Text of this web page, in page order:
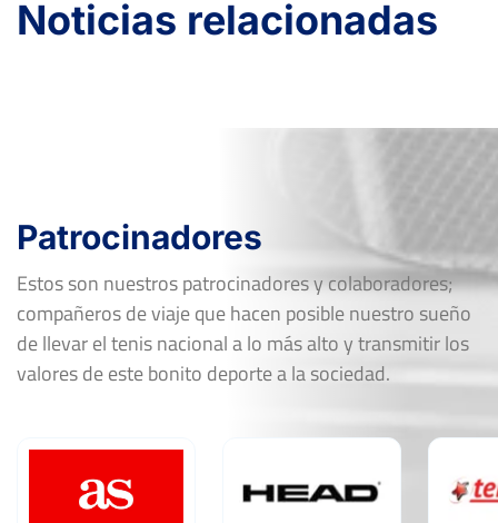
Del 04 al 10 de julio, 2022
Octavos
Noticias relacionadas
Patrocinadores
Estos son nuestros patrocinadores y colaboradores;
compañeros de viaje que hacen posible nuestro sueño
de llevar el tenis nacional a lo más alto y transmitir los
valores de este bonito deporte a la sociedad.